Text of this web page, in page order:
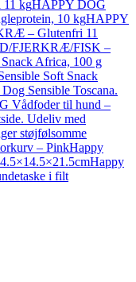
kgHAPPY DOG
10 kgHAPPY
– Glutenfri 11
FJERKRÆ/FISK –
Africa, 100 g
Soft Snack
Sensible Toscana.
Vådfoder til hund –
Udeliv med
støjfølsomme
– PinkHappy
Happy
i filt